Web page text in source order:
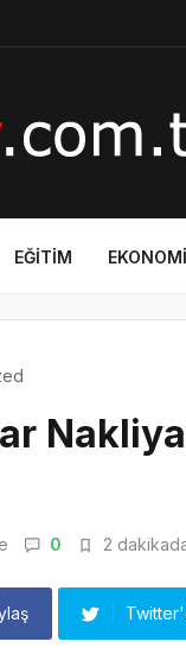
EĞITIM EKONOMI
0 2